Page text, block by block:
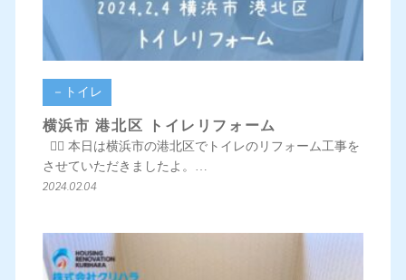
－トイレ
横浜市 港北区 トイレリフォーム
💁‍♀️ 本日は横浜市の港北区でトイレのリフォーム工事を
させていただきましたよ。…
2024.02.04